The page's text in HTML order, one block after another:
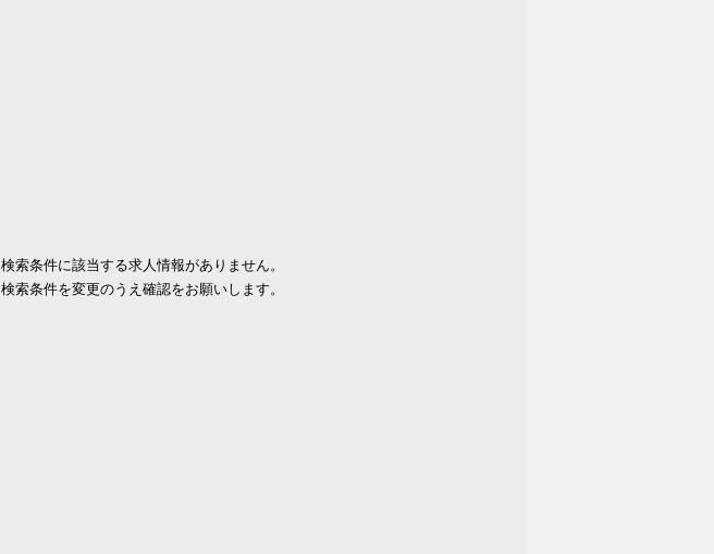
検索条件に該当する求人情報がありません。
検索条件を変更のうえ確認をお願いします。